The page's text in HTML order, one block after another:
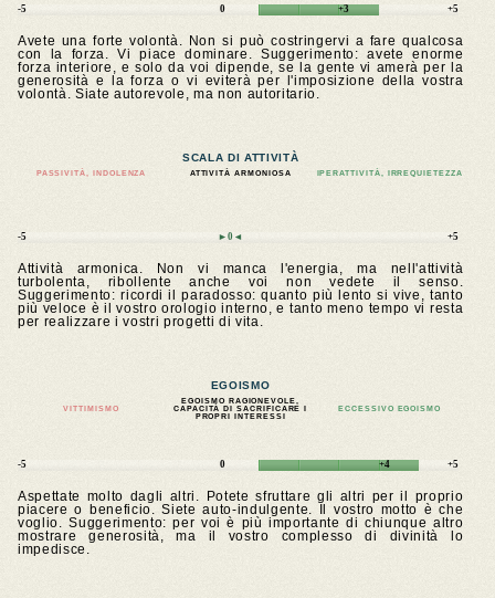
-5 0 +3 +5
Avete una forte volontà. Non si può costringervi a fare qualcosa
con la forza. Vi piace dominare. Suggerimento: avete enorme
forza interiore, e solo da voi dipende, se la gente vi amerà per la
generosità e la forza o vi eviterà per l'imposizione della vostra
volontà. Siate autorevole, ma non autoritario.
SCALA DI ATTIVITÀ
PASSIVITÀ, INDOLENZA ATTIVITÀ ARMONIOSA IPERATTIVITÀ, IRREQUIETEZZA
-5 ►0◄ +5
Attività armonica. Non vi manca l'energia, ma nell'attività
turbolenta, ribollente anche voi non vedete il senso.
Suggerimento: ricordi il paradosso: quanto più lento si vive, tanto
più veloce è il vostro orologio interno, e tanto meno tempo vi resta
per realizzare i vostri progetti di vita.
EGOISMO
VITTIMISMO
EGOISMO RAGIONEVOLE,
CAPACITÀ DI SACRIFICARE I
PROPRI INTERESSI
ECCESSIVO EGOISMO
-5 0 +4 +5
Aspettate molto dagli altri. Potete sfruttare gli altri per il proprio
piacere o beneficio. Siete auto-indulgente. Il vostro motto è che
voglio. Suggerimento: per voi è più importante di chiunque altro
mostrare generosità, ma il vostro complesso di divinità lo
impedisce.